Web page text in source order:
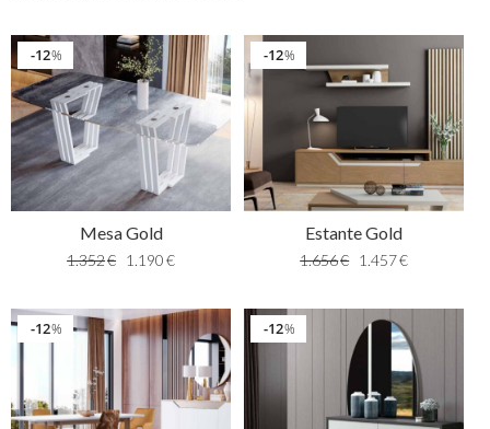
%
12
Mesa Gold
1.352€ 1.190€
%
12
Estante Gold
1.656€ 1.457€
%
12 %
12